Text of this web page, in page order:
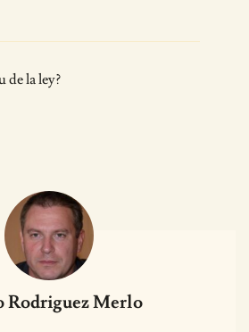
de la ley?
Rodriguez Merlo